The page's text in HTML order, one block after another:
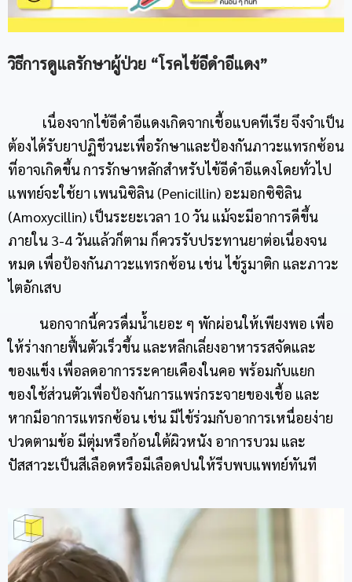
วิธีการดูแลรักษาผู้ป่วย “โรคไข้อีดำอีแดง”
เนื่องจากไข้อีดำอีแดงเกิดจากเชื้อแบคทีเรีย จึงจำเป็น
ต้องได้รับยาปฏิชีวนะเพื่อรักษาและป้องกันภาวะแทรกซ้อน
ที่อาจเกิดขึ้น การรักษาหลักสำหรับไข้อีดำอีแดงโดยทั่วไป
แพทย์จะใช้ยา เพนนิซิลิน (Penicillin) อะมอกซิซิลิน
(Amoxycillin) เป็นระยะเวลา 10 วัน แม้จะมีอาการดีขึ้น
ภายใน 3-4 วันแล้วก็ตาม ก็ควรรับประทานยาต่อเนื่องจน
หมด เพื่อป้องกันภาวะแทรกซ้อน เช่น ไข้รูมาติก และภาวะ
ไตอักเสบ
นอกจากนี้ควรดื่มน้ำเยอะ ๆ พักผ่อนให้เพียงพอ เพื่อ
ให้ร่างกายฟื้นตัวเร็วขึ้น และหลีกเลี่ยงอาหารรสจัดและ
ของแข็ง เพื่อลดอาการระคายเคืองในคอ พร้อมกับแยก
ของใช้ส่วนตัวเพื่อป้องกันการแพร่กระจายของเชื้อ และ
หากมีอาการแทรกซ้อน เช่น มีไข้ร่วมกับอาการเหนื่อยง่าย
ปวดตามข้อ มีตุ่มหรือก้อนใต้ผิวหนัง อาการบวม และ
ปัสสาวะเป็นสีเลือดหรือมีเลือดปนให้รีบพบแพทย์ทันที